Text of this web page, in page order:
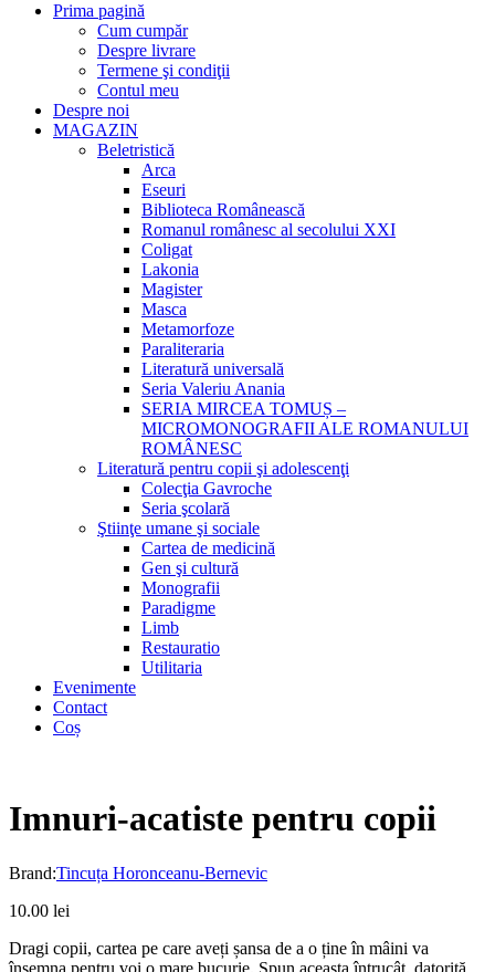
Prima pagină
Cum cumpăr
Despre livrare
Termene şi condiţii
Contul meu
Despre noi
MAGAZIN
Beletristică
Arca
Eseuri
Biblioteca Românească
Romanul românesc al secolului XXI
Coligat
Lakonia
Magister
Masca
Metamorfoze
Paraliteraria
Literatură universală
Seria Valeriu Anania
SERIA MIRCEA TOMUȘ –
MICROMONOGRAFII ALE ROMANULUI
ROMÂNESC
Literatură pentru copii şi adolescenţi
Colecţia Gavroche
Seria şcolară
Ştiinţe umane şi sociale
Cartea de medicină
Gen şi cultură
Monografii
Paradigme
Limb
Restauratio
Utilitaria
Evenimente
Contact
Coș
Imnuri-acatiste pentru copii
Brand:Tincuța Horonceanu-Bernevic
10.00 lei
Dragi copii, cartea pe care aveți șansa de a o ține în mâini va
însemna pentru voi o mare bucurie. Spun aceasta întrucât, datorită